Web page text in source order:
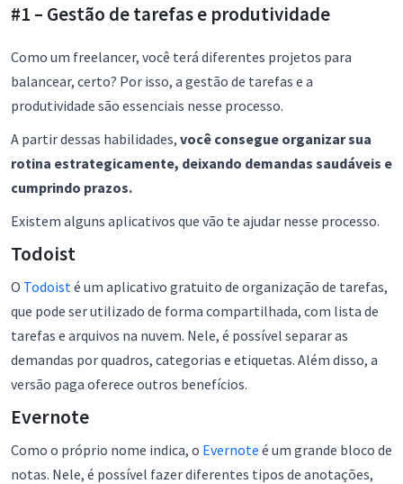
#1 – Gestão de tarefas e produtividade
Como um freelancer, você terá diferentes projetos para
balancear, certo? Por isso, a gestão de tarefas e a
produtividade são essenciais nesse processo.
A partir dessas habilidades, você consegue organizar sua
rotina estrategicamente, deixando demandas saudáveis e
cumprindo prazos.
Existem alguns aplicativos que vão te ajudar nesse processo.
Todoist
O Todoist é um aplicativo gratuito de organização de tarefas,
que pode ser utilizado de forma compartilhada, com lista de
tarefas e arquivos na nuvem. Nele, é possível separar as
demandas por quadros, categorias e etiquetas. Além disso, a
versão paga oferece outros benefícios.
Evernote
Como o próprio nome indica, o Evernote é um grande bloco de
notas. Nele, é possível fazer diferentes tipos de anotações,